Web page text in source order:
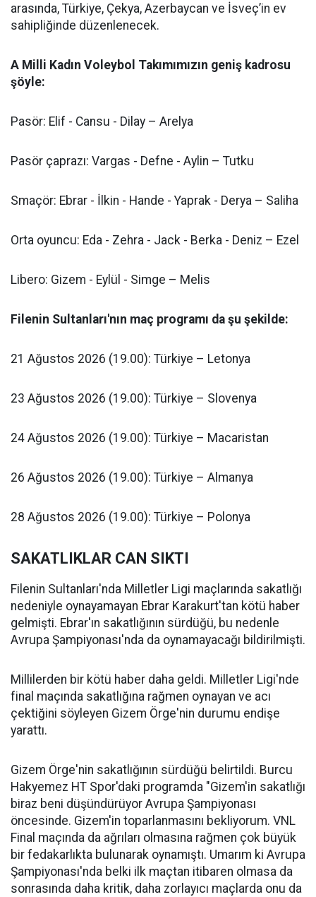
arasında, Türkiye, Çekya, Azerbaycan ve İsveç’in ev
sahipliğinde düzenlenecek.
A Milli Kadın Voleybol Takımımızın geniş kadrosu
şöyle:
Pasör: Elif - Cansu - Dilay – Arelya
Pasör çaprazı: Vargas - Defne - Aylin – Tutku
Smaçör: Ebrar - İlkin - Hande - Yaprak - Derya – Saliha
Orta oyuncu: Eda - Zehra - Jack - Berka - Deniz – Ezel
Libero: Gizem - Eylül - Simge – Melis
Filenin Sultanları'nın maç programı da şu şekilde:
21 Ağustos 2026 (19.00): Türkiye – Letonya
23 Ağustos 2026 (19.00): Türkiye – Slovenya
24 Ağustos 2026 (19.00): Türkiye – Macaristan
26 Ağustos 2026 (19.00): Türkiye – Almanya
28 Ağustos 2026 (19.00): Türkiye – Polonya
SAKATLIKLAR CAN SIKTI
Filenin Sultanları'nda Milletler Ligi maçlarında sakatlığı
nedeniyle oynayamayan Ebrar Karakurt'tan kötü haber
gelmişti. Ebrar'ın sakatlığının sürdüğü, bu nedenle
Avrupa Şampiyonası'nda da oynamayacağı bildirilmişti.
Millilerden bir kötü haber daha geldi. Milletler Ligi'nde
final maçında sakatlığına rağmen oynayan ve acı
çektiğini söyleyen Gizem Örge'nin durumu endişe
yarattı.
Gizem Örge'nin sakatlığının sürdüğü belirtildi. Burcu
Hakyemez HT Spor'daki programda "Gizem'in sakatlığı
biraz beni düşündürüyor Avrupa Şampiyonası
öncesinde. Gizem'in toparlanmasını bekliyorum. VNL
Final maçında da ağrıları olmasına rağmen çok büyük
bir fedakarlıkta bulunarak oynamıştı. Umarım ki Avrupa
Şampiyonası'nda belki ilk maçtan itibaren olmasa da
sonrasında daha kritik, daha zorlayıcı maçlarda onu da